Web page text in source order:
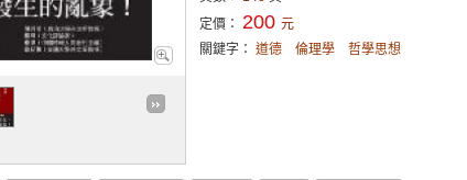
定價： 200 元
關鍵字： 道德 倫理學 哲學思想